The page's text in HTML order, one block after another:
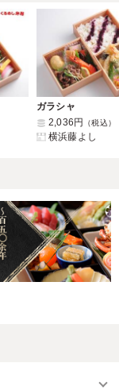
ガラシャ
2,036円
（税込）
横浜藤よし